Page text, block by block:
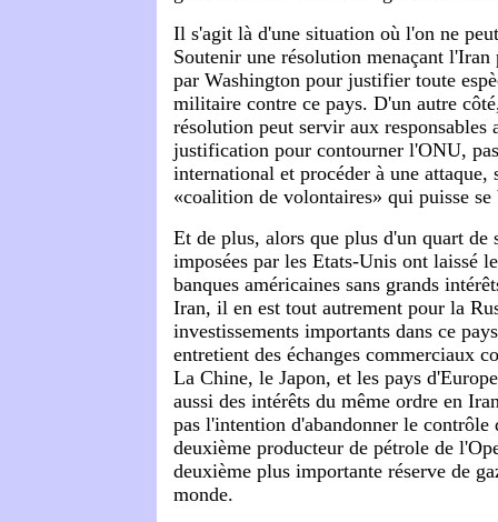
Il s'agit là d'une situation où l'on ne
Soutenir une résolution menaçant
par Washington pour justifier toute
militaire contre ce pays. D'un autre
résolution peut servir aux responsables
justification pour contourner l'ONU,
international et procéder à une attaque,
«coalition de volontaires» qui puisse
Et de plus, alors que plus d'un quart de
imposées par les Etats-Unis ont laissé
banques américaines sans grands
Iran, il en est tout autrement pour la
investissements importants dans ce
entretient des échanges commerciaux
La Chine, le Japon, et les pays
aussi des intérêts du même ordre en
pas l'intention d'abandonner le contrôle
deuxième producteur de pétrole de
deuxième plus importante réserve de
monde.